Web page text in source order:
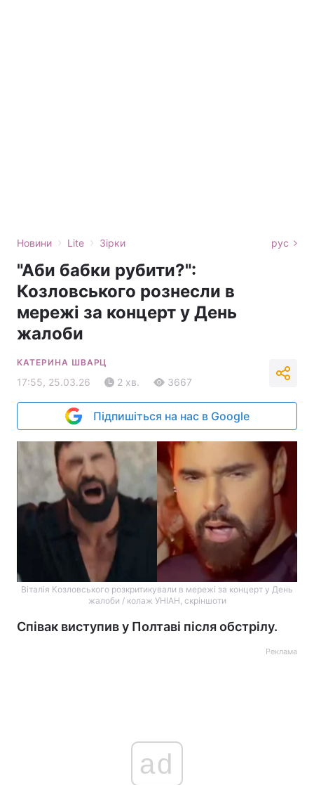
Новини › Lite › Зірки рус
"Аби бабки рубити?":
Козловського рознесли в
мережі за концерт у День
жалоби
КАТЕРИНА ШВАРЦ
17:55, 25.03.26 2 хв. 3667
Підпишіться на нас в Google
Віталія Козловського розкритикували в мережі за концерт у День
жалоби / колаж УНІАН, скріншоти
Співак виступив у Полтаві після обстрілу.
Реклама
ad